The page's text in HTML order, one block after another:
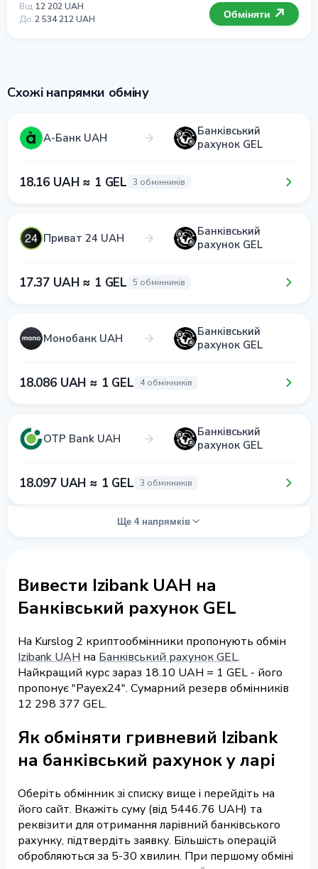
Від 12 202 UAH
До 2 534 212 UAH Обміняти
Схожі напрямки обміну
А-Банк UAH
Банківський
рахунок GEL
18.16 UAH ≈ 1 GEL 3 обмінників
Приват 24 UAH
Банківський
рахунок GEL
17.37 UAH ≈ 1 GEL 5 обмінників
Монобанк UAH
Банківський
рахунок GEL
18.086 UAH ≈ 1 GEL 4 обмінників
OTP Bank UAH
Банківський
рахунок GEL
18.097 UAH ≈ 1 GEL 3 обмінників
Ще 4 напрямків
Вивести Izibank UAH на
Банківський рахунок GEL
На Kurslog 2 криптообмінники пропонують обмін
Izibank UAH на Банківський рахунок GEL.
Найкращий курс зараз 18.10 UAH = 1 GEL - його
пропонує "Payex24". Сумарний резерв обмінників
12 298 377 GEL.
Як обміняти гривневий Izibank
на банківський рахунок у ларі
Оберіть обмінник зі списку вище і перейдіть на
його сайт. Вкажіть суму (від 5446.76 UAH) та
реквізити для отримання ларівний банківського
рахунку, підтвердіть заявку. Більшість операцій
обробляються за 5-30 хвилин. При першому обміні